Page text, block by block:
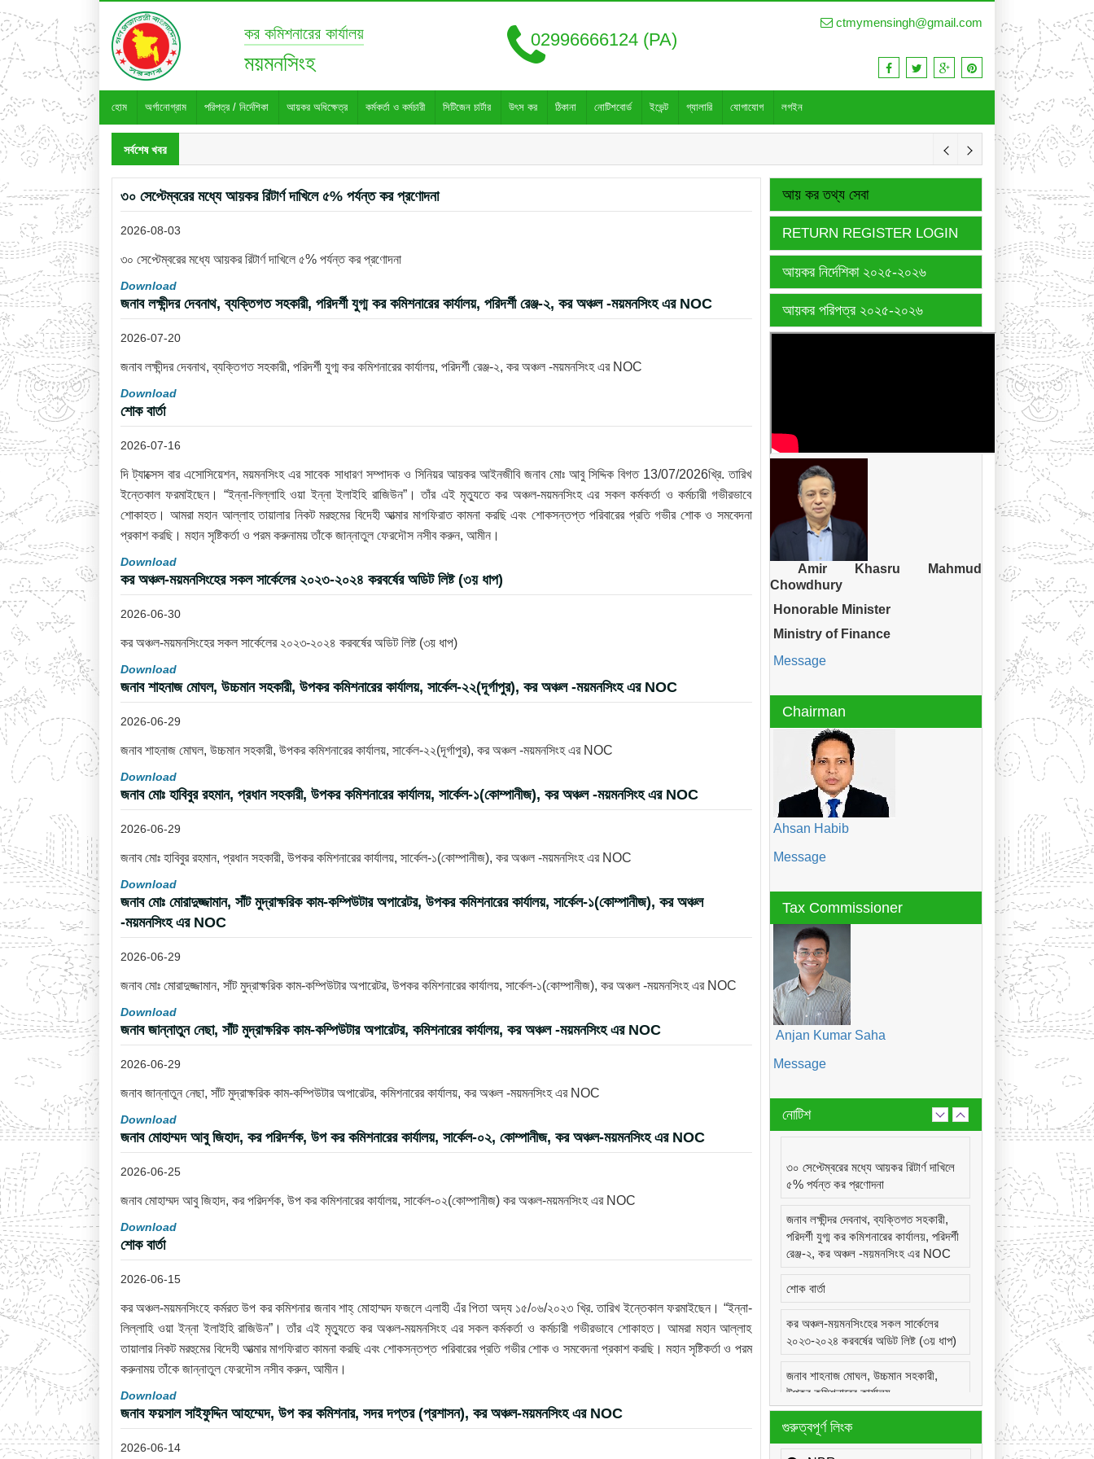
কর কমিশনারের কার্যালয়
ময়মনসিংহ
02996666124 (PA)
ctmymensingh@gmail.com
হোম অর্গানোগ্রাম পরিপত্র / নির্দেশিকা আয়কর অধিক্ষেত্র কর্মকর্তা ও কর্মচারী সিটিজেন চার্টার উৎস কর ঠিকানা নোটিশবোর্ড ইভেন্ট গ্যালারি যোগাযোগ লগইন
সর্বশেষ খবর
৩০ সেপ্টেম্বরের মধ্যে আয়কর রিটার্ণ দাখিলে ৫% পর্যন্ত কর প্রণোদনা
2026-08-03
৩০ সেপ্টেম্বরের মধ্যে আয়কর রিটার্ণ দাখিলে ৫% পর্যন্ত কর প্রণোদনা
Download
জনাব লক্ষীন্দর দেবনাথ, ব্যক্তিগত সহকারী, পরিদর্শী যুগ্ম কর কমিশনারের কার্যালয়, পরিদর্শী রেঞ্জ-২, কর অঞ্চল -ময়মনসিংহ এর NOC
2026-07-20
জনাব লক্ষীন্দর দেবনাথ, ব্যক্তিগত সহকারী, পরিদর্শী যুগ্ম কর কমিশনারের কার্যালয়, পরিদর্শী রেঞ্জ-২, কর অঞ্চল -ময়মনসিংহ এর NOC
Download
শোক বার্তা
2026-07-16
দি ট্যাক্সেস বার এসোসিয়েশন, ময়মনসিংহ এর সাবেক সাধারণ সম্পাদক ও সিনিয়র আয়কর আইনজীবি জনাব মোঃ আবু সিদ্দিক বিগত 13/07/2026খ্রি. তারিখ
ইন্তেকাল ফরমাইছেন। “ইন্না-লিল্লাহি ওয়া ইন্না ইলাইহি রাজিউন”। তাঁর এই মৃত্যুতে কর অঞ্চল-ময়মনসিংহ এর সকল কর্মকর্তা ও কর্মচারী গভীরভাবে
শোকাহত। আমরা মহান আল্লাহ তায়ালার নিকট মরহুমের বিদেহী আত্মার মাগফিরাত কামনা করছি এবং শোকসন্তপ্ত পরিবারের প্রতি গভীর শোক ও সমবেদনা
প্রকাশ করছি। মহান সৃষ্টিকর্তা ও পরম করুনাময় তাঁকে জান্নাতুল ফেরদৌস নসীব করুন, আমীন।
Download
কর অঞ্চল-ময়মনসিংহের সকল সার্কেলের ২০২৩-২০২৪ করবর্ষের অডিট লিষ্ট (৩য় ধাপ)
2026-06-30
কর অঞ্চল-ময়মনসিংহের সকল সার্কেলের ২০২৩-২০২৪ করবর্ষের অডিট লিষ্ট (৩য় ধাপ)
Download
জনাব শাহনাজ মোঘল, উচ্চমান সহকারী, উপকর কমিশনারের কার্যালয়, সার্কেল-২২(দূর্গাপুর), কর অঞ্চল -ময়মনসিংহ এর NOC
2026-06-29
জনাব শাহনাজ মোঘল, উচ্চমান সহকারী, উপকর কমিশনারের কার্যালয়, সার্কেল-২২(দূর্গাপুর), কর অঞ্চল -ময়মনসিংহ এর NOC
Download
জনাব মোঃ হাবিবুর রহমান, প্রধান সহকারী, উপকর কমিশনারের কার্যালয়, সার্কেল-১(কোম্পানীজ), কর অঞ্চল -ময়মনসিংহ এর NOC
2026-06-29
জনাব মোঃ হাবিবুর রহমান, প্রধান সহকারী, উপকর কমিশনারের কার্যালয়, সার্কেল-১(কোম্পানীজ), কর অঞ্চল -ময়মনসিংহ এর NOC
Download
জনাব মোঃ মোরাদুজ্জামান, সাঁট মুদ্রাক্ষরিক কাম-কম্পিউটার অপারেটর, উপকর কমিশনারের কার্যালয়, সার্কেল-১(কোম্পানীজ), কর অঞ্চল
-ময়মনসিংহ এর NOC
2026-06-29
জনাব মোঃ মোরাদুজ্জামান, সাঁট মুদ্রাক্ষরিক কাম-কম্পিউটার অপারেটর, উপকর কমিশনারের কার্যালয়, সার্কেল-১(কোম্পানীজ), কর অঞ্চল -ময়মনসিংহ এর NOC
Download
জনাব জান্নাতুন নেছা, সাঁট মুদ্রাক্ষরিক কাম-কম্পিউটার অপারেটর, কমিশনারের কার্যালয়, কর অঞ্চল -ময়মনসিংহ এর NOC
2026-06-29
জনাব জান্নাতুন নেছা, সাঁট মুদ্রাক্ষরিক কাম-কম্পিউটার অপারেটর, কমিশনারের কার্যালয়, কর অঞ্চল -ময়মনসিংহ এর NOC
Download
জনাব মোহাম্মদ আবু জিহাদ, কর পরিদর্শক, উপ কর কমিশনারের কার্যালয়, সার্কেল-০২, কোম্পানীজ, কর অঞ্চল-ময়মনসিংহ এর NOC
2026-06-25
জনাব মোহাম্মদ আবু জিহাদ, কর পরিদর্শক, উপ কর কমিশনারের কার্যালয়, সার্কেল-০২(কোম্পানীজ) কর অঞ্চল-ময়মনসিংহ এর NOC
Download
শোক বার্তা
2026-06-15
কর অঞ্চল-ময়মনসিংহে কর্মরত উপ কর কমিশনার জনাব শাহ্ মোহাম্মদ ফজলে এলাহী এঁর পিতা অদ্য ১৫/০৬/২০২৩ খ্রি. তারিখ ইন্তেকাল ফরমাইছেন। “ইন্না-
লিল্লাহি ওয়া ইন্না ইলাইহি রাজিউন”। তাঁর এই মৃত্যুতে কর অঞ্চল-ময়মনসিংহ এর সকল কর্মকর্তা ও কর্মচারী গভীরভাবে শোকাহত। আমরা মহান আল্লাহ
তায়ালার নিকট মরহুমের বিদেহী আত্মার মাগফিরাত কামনা করছি এবং শোকসন্তপ্ত পরিবারের প্রতি গভীর শোক ও সমবেদনা প্রকাশ করছি। মহান সৃষ্টিকর্তা ও পরম
করুনাময় তাঁকে জান্নাতুল ফেরদৌস নসীব করুন, আমীন।
Download
জনাব ফয়সাল সাইফুদ্দিন আহম্মেদ, উপ কর কমিশনার, সদর দপ্তর (প্রশাসন), কর অঞ্চল-ময়মনসিংহ এর NOC
2026-06-14
আয় কর তথ্য সেবা
RETURN REGISTER LOGIN
আয়কর নির্দেশিকা ২০২৫-২০২৬
আয়কর পরিপত্র ২০২৫-২০২৬
Amir Khasru Mahmud
Chowdhury
Honorable Minister
Ministry of Finance
Message
Chairman
Ahsan Habib
Message
Tax Commissioner
Anjan Kumar Saha
Message
নোটিশ
৩০ সেপ্টেম্বরের মধ্যে আয়কর রিটার্ণ দাখিলে
৫% পর্যন্ত কর প্রণোদনা
জনাব লক্ষীন্দর দেবনাথ, ব্যক্তিগত সহকারী,
পরিদর্শী যুগ্ম কর কমিশনারের কার্যালয়, পরিদর্শী
রেঞ্জ-২, কর অঞ্চল -ময়মনসিংহ এর NOC
শোক বার্তা
কর অঞ্চল-ময়মনসিংহের সকল সার্কেলের
২০২৩-২০২৪ করবর্ষের অডিট লিষ্ট (৩য় ধাপ)
জনাব শাহনাজ মোঘল, উচ্চমান সহকারী,
উপকর কমিশনারের কার্যালয়,
সার্কেল-২২(দূর্গাপুর), কর অঞ্চল -ময়মনসিংহ
এর NOC
গুরুত্বপূর্ণ লিংক